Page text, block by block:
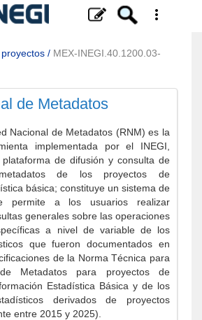
/ MEX-INEGI.40.1200.03-
de Metadatos
Nacional de Metadatos (RNM) es la
implementada por el INEGI,
plataforma de difusión y consulta de
de los proyectos de
básica; constituye un sistema de
permite a los usuarios realizar
generales sobre las operaciones
a nivel de variable de los
que fueron documentados en
de la Norma Técnica para
Metadatos para proyectos de
Estadística Básica y de los
derivados de proyectos
entre 2015 y 2025).